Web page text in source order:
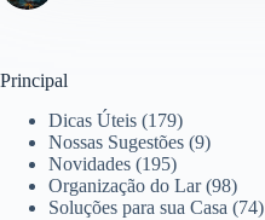
Principal
Dicas Úteis (179)
Nossas Sugestões (9)
Novidades (195)
Organização do Lar(98)
Soluções para sua Casa (74)